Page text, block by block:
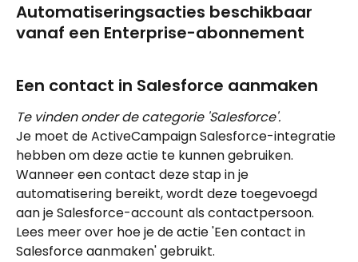
Automatiseringsacties beschikbaar
vanaf een Enterprise-abonnement
Een contact in Salesforce aanmaken
Te vinden onder de categorie 'Salesforce'.
Je moet de ActiveCampaign Salesforce-integratie
hebben om deze actie te kunnen gebruiken.
Wanneer een contact deze stap in je
automatisering bereikt, wordt deze toegevoegd
aan je Salesforce-account als contactpersoon.
Lees meer over hoe je de actie 'Een contact in
Salesforce aanmaken' gebruikt.